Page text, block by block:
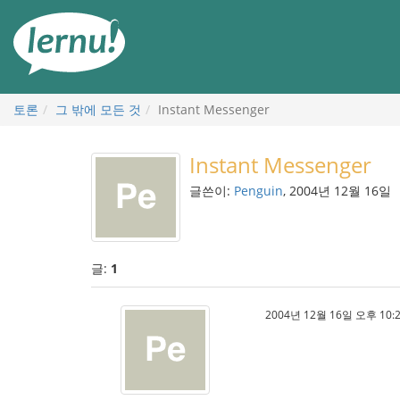
토론 그 밖에 모든 것 Instant Messenger
Instant Messenger
글쓴이: Penguin, 2004년 12월 16일
글: 1
2004년 12월 16일 오후